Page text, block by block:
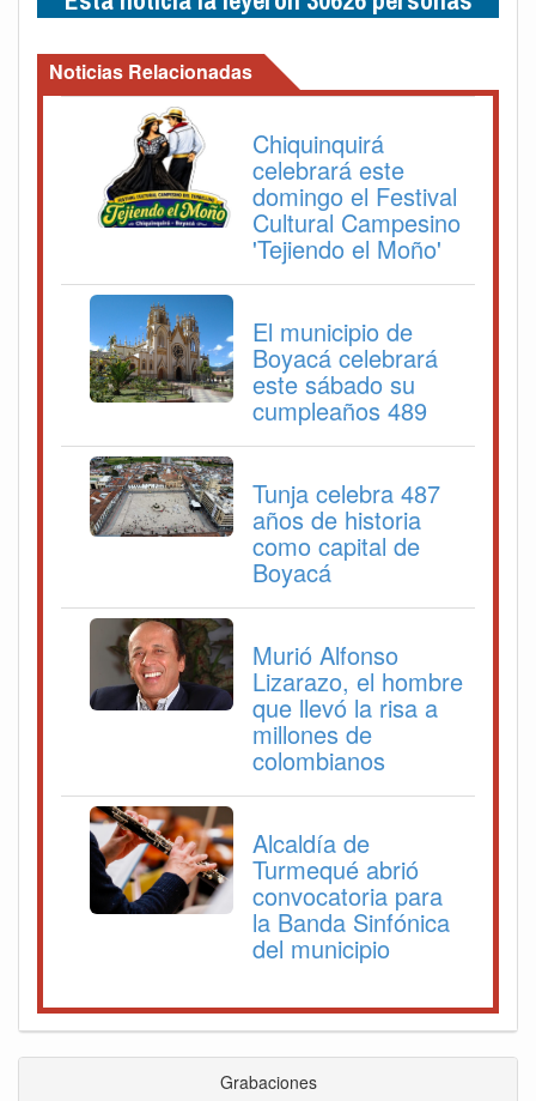
Noticias Relacionadas
Chiquinquirá
celebrará este
domingo el Festival
Cultural Campesino
'Tejiendo el Moño'
El municipio de
Boyacá celebrará
este sábado su
cumpleaños 489
Tunja celebra 487
años de historia
como capital de
Boyacá
Murió Alfonso
Lizarazo, el hombre
que llevó la risa a
millones de
colombianos
Alcaldía de
Turmequé abrió
convocatoria para
la Banda Sinfónica
del municipio
Grabaciones